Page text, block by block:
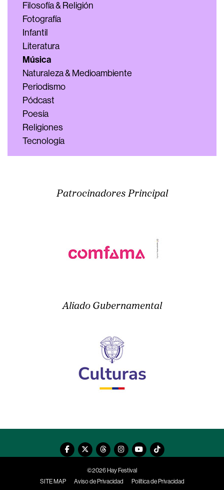
Filosofía & Religión
Fotografía
Infantil
Literatura
Música
Naturaleza & Medioambiente
Periodismo
Pódcast
Poesía
Religiones
Tecnología
Patrocinadores Principal
Aliado Gubernamental
©2026 Hay Festival
SITE MAP
Aviso de Privacidad
Política de Privacidad